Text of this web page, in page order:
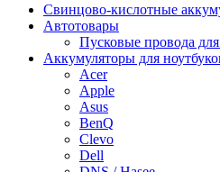
Cвинцово-кислотные
Автотовары
Пусковые провода
Аккумуляторы для
Acer
Apple
Asus
BenQ
Clevo
Dell